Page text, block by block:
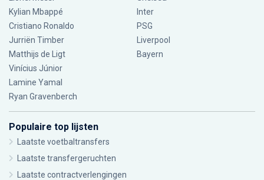
Kylian Mbappé
Cristiano Ronaldo
Jurriën Timber
Matthijs de Ligt
Vinícius Júnior
Lamine Yamal
Ryan Gravenberch
Inter
PSG
Liverpool
Bayern
Populaire top lijsten
Laatste voetbaltransfers
Laatste transfergeruchten
Laatste contractverlengingen